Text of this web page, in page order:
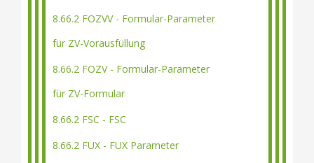
8.66.2 FOZVV - Formular-Parameter
für ZV-Vorausfüllung
8.66.2 FOZV - Formular-Parameter
für ZV-Formular
8.66.2 FSC - FSC
8.66.2 FUX - FUX Parameter